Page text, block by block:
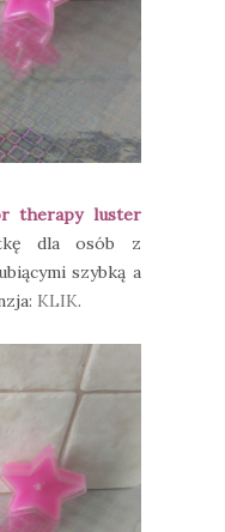
therapy luster
dla osób z
szybką a
KLIK.